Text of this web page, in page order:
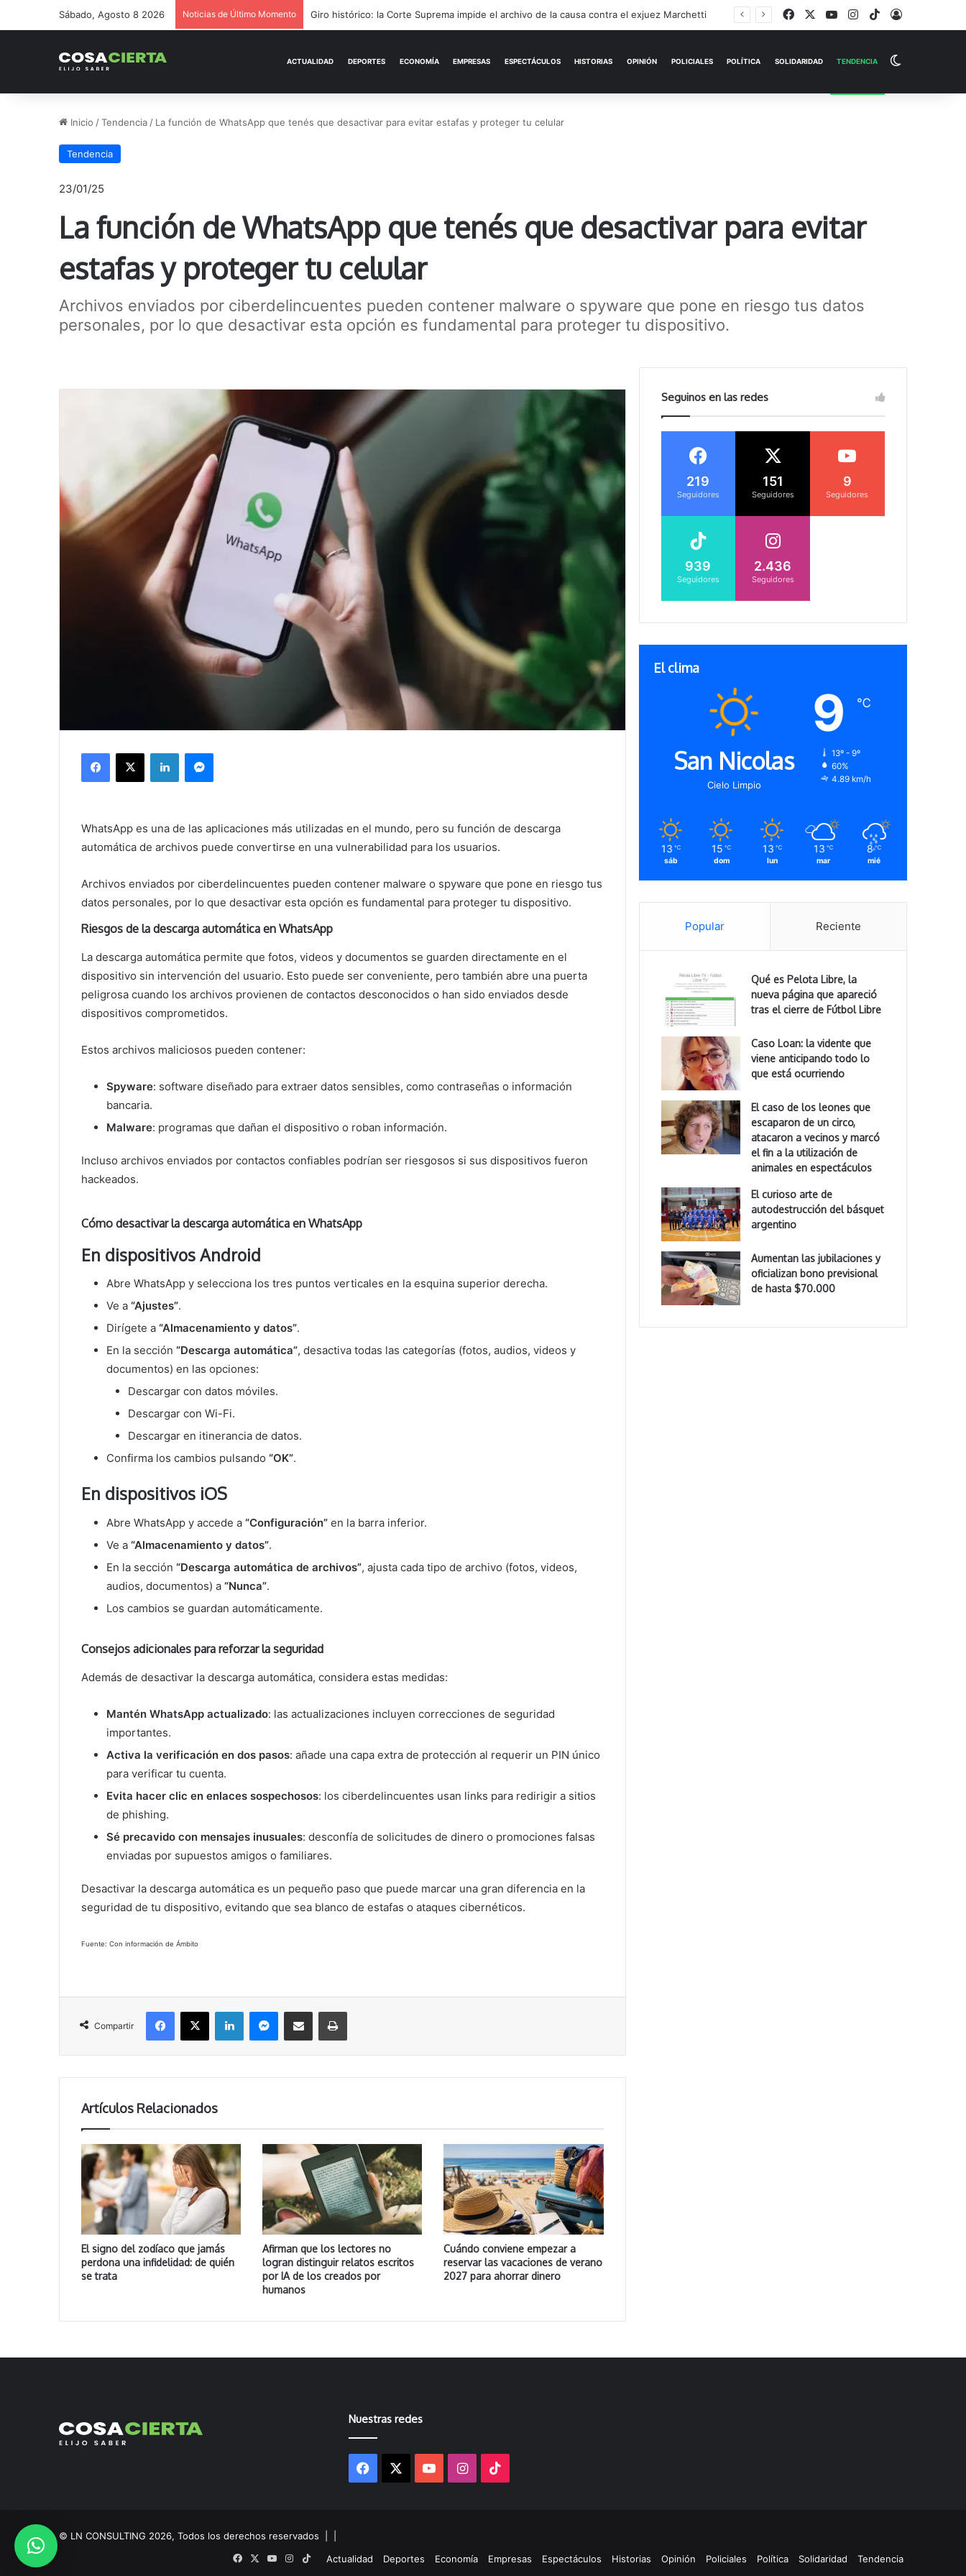
Sábado, Agosto 8 2026 Noticias de Último Momento Gerónimo Podestá: pasión, gestión y un sueño llamado ascenso FacebookYouTubeInstagram
TikTokIniciar
Inicio / Tendencia / La función de WhatsApp que tenés que desactivar para evitar estafas y proteger tu celular
Tendencia
23/01/25
La función de WhatsApp que tenés que desactivar para evitar
estafas y proteger tu celular
Archivos enviados por ciberdelincuentes pueden contener malware o spyware que pone en riesgo tus datos
personales, por lo que desactivar esta opción es fundamental para proteger tu dispositivo.
X LinkedIn
WhatsApp es una de las aplicaciones más utilizadas en el mundo, pero su función de descarga
automática de archivos puede convertirse en una vulnerabilidad para los usuarios.
Archivos enviados por ciberdelincuentes pueden contener malware o spyware que pone en riesgo tus
datos personales, por lo que desactivar esta opción es fundamental para proteger tu dispositivo.
Riesgos de la descarga automática en WhatsApp
La descarga automática permite que fotos, videos y documentos se guarden directamente en el
dispositivo sin intervención del usuario. Esto puede ser conveniente, pero también abre una puerta
peligrosa cuando los archivos provienen de contactos desconocidos o han sido enviados desde
dispositivos comprometidos.
Estos archivos maliciosos pueden contener:
Spyware: software diseñado para extraer datos sensibles, como contraseñas o información
bancaria.
Malware: programas que dañan el dispositivo o roban información.
Incluso archivos enviados por contactos confiables podrían ser riesgosos si sus dispositivos fueron
hackeados.
Cómo desactivar la descarga automática en WhatsApp
En dispositivos Android
Abre WhatsApp y selecciona los tres puntos verticales en la esquina superior derecha.
Ve a“Ajustes”.
Dirígete a“Almacenamiento y datos”.
En la sección“Descarga automática”, desactiva todas las categorías (fotos, audios, videos y
documentos) en las opciones:
Descargar con datos móviles.
Descargar con Wi-Fi.
Descargar en itinerancia de datos.
Confirma los cambios pulsando“OK”.
En dispositivos iOS
Abre WhatsApp y accede a“Configuración” en la barra inferior.
Ve a“Almacenamiento y datos”.
En la sección“Descarga automática de archivos”, ajusta cada tipo de archivo (fotos, videos,
audios, documentos) a“Nunca”.
Los cambios se guardan automáticamente.
Consejos adicionales para reforzar la seguridad
Además de desactivar la descarga automática, considera estas medidas:
Mantén WhatsApp actualizado: las actualizaciones incluyen correcciones de seguridad
importantes.
Activa la verificación en dos pasos: añade una capa extra de protección al requerir un PIN único
para verificar tu cuenta.
Evita hacer clic en enlaces sospechosos: los ciberdelincuentes usan links para redirigir a sitios
de phishing.
Sé precavido con mensajes inusuales: desconfía de solicitudes de dinero o promociones falsas
enviadas por supuestos amigos o familiares.
Desactivar la descarga automática es un pequeño paso que puede marcar una gran diferencia en la
seguridad de tu dispositivo, evitando que sea blanco de estafas o ataques cibernéticos.
Fuente: Con información de Ámbito
Compartir
X LinkedIn Compartir vía correo electrónico
Artículos Relacionados
El signo del zodíaco que jamás
perdona una infidelidad: de quién
se trata
Afirman que los lectores no
logran distinguir relatos escritos
por IA de los creados por
humanos
Cuándo conviene empezar a
reservar las vacaciones de verano
2027 para ahorrar dinero
Seguinos en las redes
219
Seguidores
151
Seguidores
9
Seguidores
939
Seguidores
2.436
Seguidores
El clima
San Nicolas
Cielo Limpio
9 ℃
13º - 9º
60%
4.89 km/h
13 ℃
sáb
15 ℃
dom
13 ℃
lun
13 ℃
mar
8 ℃
mié
Popular Reciente
Qué es Pelota Libre, la
nueva página que apareció
tras el cierre de Fútbol Libre
Caso Loan: la vidente que
viene anticipando todo lo
que está ocurriendo
El caso de los leones que
escaparon de un circo,
atacaron a vecinos y marcó
el fin a la utilización de
animales en espectáculos
El curioso arte de
autodestrucción del básquet
argentino
Aumentan las jubilaciones y
oficializan bono previsional
de hasta $70.000
Nuestras redes
Facebook YouTubeInstagram
© LN CONSULTING 2026, Todos los derechos reservados |
Actualidad
Deportes Economía Empresas Espectáculos Historias Opinión Policiales Política Solidaridad Tendencia
FacebookYouTubeInstagram
TikTok